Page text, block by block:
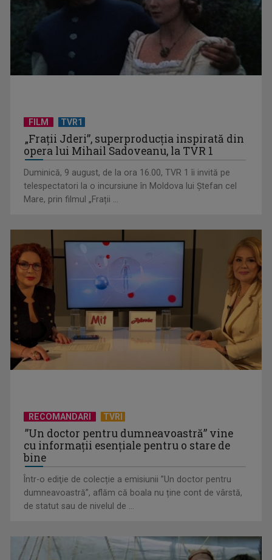
„Spune-mi”, piesa Monicăi Anghel – a patra cea mai votată
în concursul ...
CONCACAF respinge planul FIFA de privatizare parțială a
activităților comerciale
EVENIMENT ESTIVAL - Taberele ARC – Acolo unde începe
ACASĂ
FILM TVR1
„Frații Jderi”, superproducția inspirată din
opera lui Mihail Sadoveanu, la TVR 1
Duminică, 9 august, de la ora 16.00, TVR 1 îi invită pe
telespectatori la o incursiune în Moldova lui Ștefan cel
Mare, prin filmul „Frații ...
RECOMANDARI TVRI
”Un doctor pentru dumneavoastră” vine
cu informații esențiale pentru o stare de
bine
Într-o ediţie de colecție a emisiunii ”Un doctor pentru
dumneavoastră”, aflăm că boala nu ține cont de vârstă,
de statut sau de nivelul de ...